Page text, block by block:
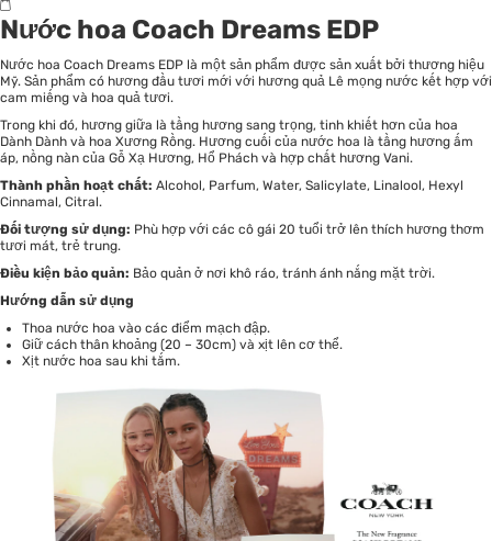
Nước hoa Coach Dreams EDP
Nước hoa Coach Dreams EDP là một sản phẩm được sản xuất bởi thương hiệu
Mỹ. Sản phẩm có hương đầu tươi mới với hương quả Lê mọng nước kết hợp với
cam miếng và hoa quả tươi.
Trong khi đó, hương giữa là tầng hương sang trọng, tinh khiết hơn của hoa
Dành Dành và hoa Xương Rồng. Hương cuối của nước hoa là tầng hương ấm
áp, nồng nàn của Gỗ Xạ Hương, Hổ Phách và hợp chất hương Vani.
Thành phần hoạt chất: Alcohol, Parfum, Water, Salicylate, Linalool, Hexyl
Cinnamal, Citral.
Đối tượng sử dụng: Phù hợp với các cô gái 20 tuổi trở lên thích hương thơm
tươi mát, trẻ trung.
Điều kiện bảo quản: Bảo quản ở nơi khô ráo, tránh ánh nắng mặt trời.
Hướng dẫn sử dụng
Thoa nước hoa vào các điểm mạch đập.
Giữ cách thân khoảng (20 – 30cm) và xịt lên cơ thể.
Xịt nước hoa sau khi tắm.